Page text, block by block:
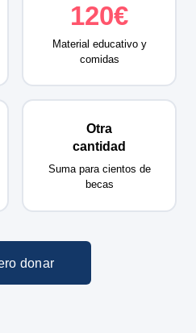
120€
Material educativo y
comidas
Otra
cantidad
Suma para cientos de
becas
donar